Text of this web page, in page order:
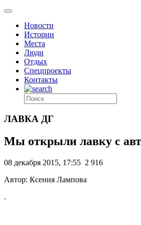
Новости
Истории
Места
Люди
Отдых
Спецпроекты
Контакты
ЛАВКА ДГ
Мы открыли лавку с
08 декабря 2015, 17:55 2 916
Автор: Ксения Лампова
.